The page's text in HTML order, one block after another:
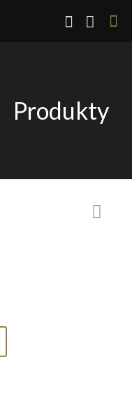
Produkty